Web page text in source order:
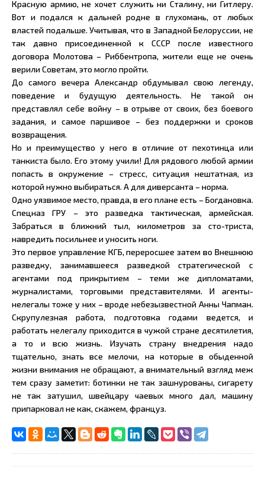
Красную армию, не хочет служить ни Сталину, ни Гитлеру.
Вот и подался к дальней родне в глухомань, от любых
властей подальше. Учитывая, что в Западной Белоруссии, не
так давно присоединенной к СССР после известного
договора Молотова – Риббентропа, жители еще не очень
верили Советам, это могло пройти.
До самого вечера Александр обдумывал свою легенду,
поведение и будущую деятельность. Не такой он
представлял себе войну – в отрыве от своих, без боевого
задания, и самое паршивое – без поддержки и сроков
возвращения.
Но и преимущество у него в отличие от пехотинца или
танкиста было. Его этому учили! Для рядового любой армии
попасть в окружение – стресс, ситуация нештатная, из
которой нужно выбираться. А для диверсанта – норма.
Одно уязвимое место, правда, в его плане есть – Богдановка.
Спецназ ГРУ – это разведка тактическая, армейская.
Забраться в ближний тыл, километров за сто-триста,
навредить посильнее и уносить ноги.
Это первое управление КГБ, переросшее затем во Внешнюю
разведку, занимавшееся разведкой стратегической с
агентами под прикрытием – теми же дипломатами,
журналистами, торговыми представителями. И агенты-
нелегалы тоже у них – вроде небезызвестной Анны Чапман.
Скрупулезная работа, подготовка годами ведется, и
работать нелегалу приходится в чужой стране десятилетия,
а то и всю жизнь. Изучать страну внедрения надо
тщательно, знать все мелочи, на которые в обыденной
жизни внимания не обращают, а внимательный взгляд меж
тем сразу заметит: ботинки не так зашнурованы, сигарету
не так затушил, швейцару чаевых много дал, машину
припарковал не как, скажем, француз.